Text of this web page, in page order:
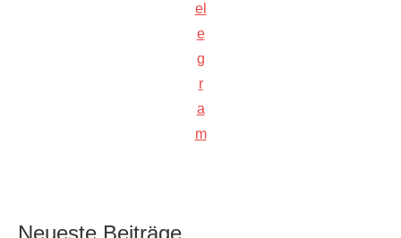
el
e
g
r
a
m